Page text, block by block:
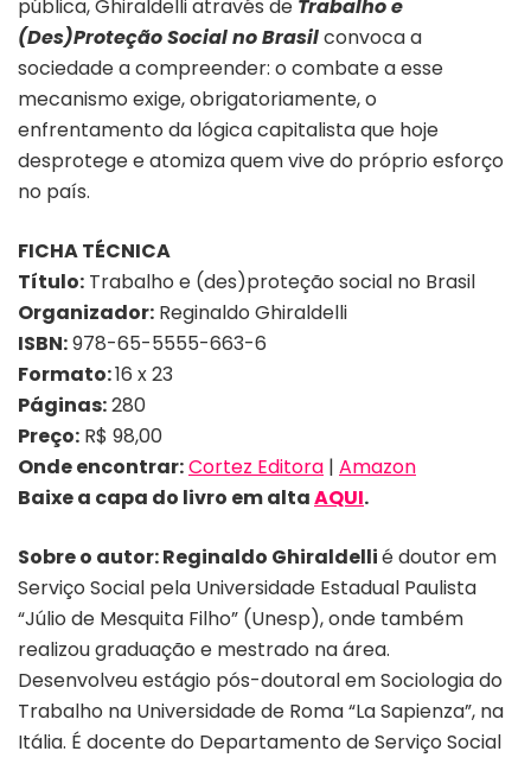
pública, Ghiraldelli através de Trabalho e
(Des)Proteção Social no Brasilconvoca a
sociedade a compreender: o combate a esse
mecanismo exige, obrigatoriamente, o
enfrentamento da lógica capitalista que hoje
desprotege e atomiza quem vive do próprio esforço
no país.
FICHA TÉCNICA
Título: Trabalho e (des)proteção social no Brasil
Organizador: Reginaldo Ghiraldelli
ISBN:978-65-5555-663-6
Formato:16 x 23
Páginas:280
Preço: R$ 98,00
Onde encontrar:Cortez Editora | Amazon
Baixe a capa do livro em altaAQUI.
Sobre o autor:Reginaldo Ghiraldellié doutor em
Serviço Social pela Universidade Estadual Paulista
“Júlio de Mesquita Filho” (Unesp), onde também
realizou graduação e mestrado na área.
Desenvolveu estágio pós-doutoral em Sociologia do
Trabalho na Universidade de Roma “La Sapienza”, na
Itália. É docente do Departamento de Serviço Social